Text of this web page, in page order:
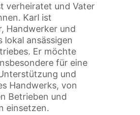
verheiratet und Vater
Karl ist
Handwerker und
lokal ansässigen
Er möchte
für eine
und
Handwerks, von
Betrieben und
einsetzen.